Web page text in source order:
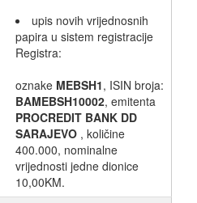
upis novih vrijednosnih
papira u sistem registracije
Registra:
oznake MEBSH1, ISIN broja:
BAMEBSH10002, emitenta
PROCREDIT BANK DD
SARAJEVO , količine
400.000, nominalne
vrijednosti jedne dionice
10,00KM.